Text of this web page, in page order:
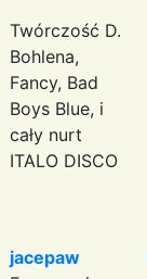
Twórczość D.
Bohlena,
Fancy, Bad
Boys Blue, i
cały nurt
ITALO DISCO
jacepaw